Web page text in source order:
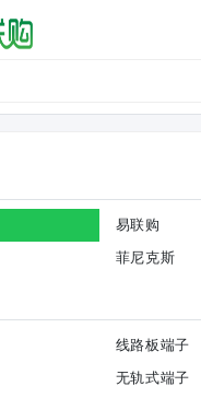
易联购
菲尼克斯
线路板端子
无轨式端子